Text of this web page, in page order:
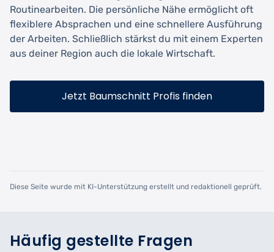
Routinearbeiten. Die persönliche Nähe ermöglicht oft
flexiblere Absprachen und eine schnellere Ausführung
der Arbeiten. Schließlich stärkst du mit einem Experten
aus deiner Region auch die lokale Wirtschaft.
Jetzt Baumschnitt Profis finden
Diese Seite wurde mit KI-Unterstützung erstellt und redaktionell geprüft.
Häufig gestellte Fragen